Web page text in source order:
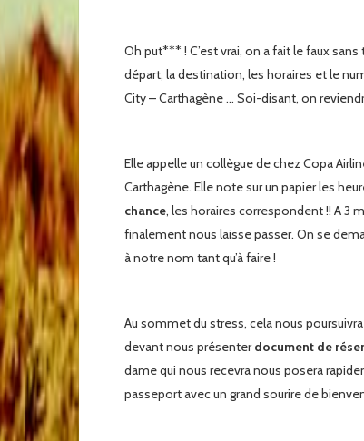
Oh put*** ! C’est vrai, on a fait le faux
départ, la destination, les horaires et le
City – Carthagène … Soi-disant, on
Elle appelle un collègue de chez Copa
Carthagène. Elle note sur un papier les
chance, les horaires correspondent !! A 3
finalement nous laisse passer. On se
à notre nom tant qu’à faire !
Au sommet du stress, cela nous poursuivra
devant nous présenterdocument de
dame qui nous recevra nous posera
passeport avec un grand sourire de